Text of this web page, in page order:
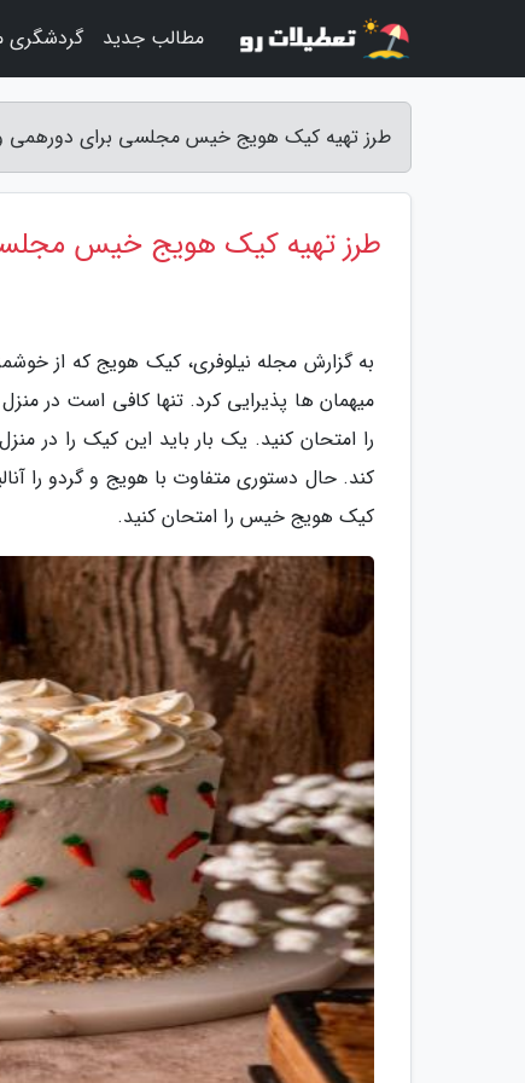
طرز تهیه کیک هویج خیس مجلسی برای دورهمی و
طرز تهیه کیک هویج خیس
به گزارش مجله نیلوفری، کیک هویج که از
میهمان ها پذیرایی کرد. تنها کافی است در
را امتحان کنید. یک بار باید این کیک را در
کند. حال دستوری متفاوت با هویج و گردو را
کیک هویج خیس را امتحان کنید.
مطالب جدید گردشگری